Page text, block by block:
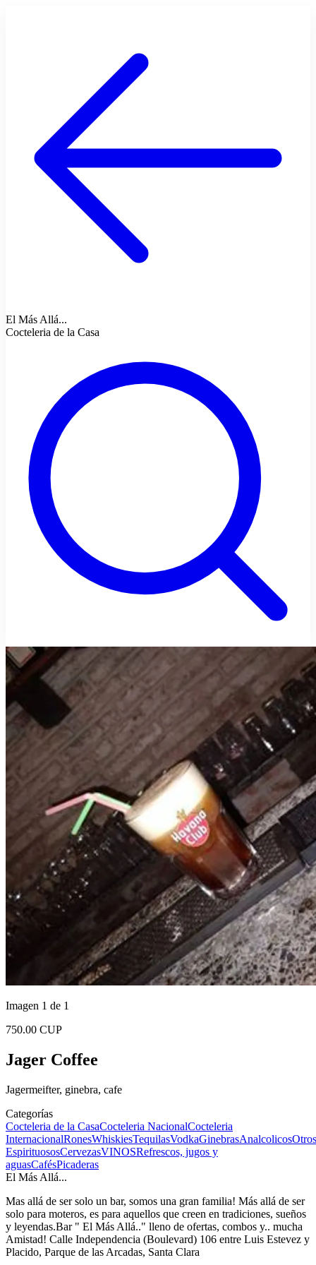
El Más Allá...
Cocteleria de la Casa
Imagen 1 de 1
750.00 CUP
Jager Coffee
Jagermeifter, ginebra, cafe
Categorías
Cocteleria de la CasaCocteleria NacionalCocteleria
InternacionalRonesWhiskiesTequilasVodkaGinebrasAnalcolicosOtros
EspirituososCervezasVINOSRefrescos, jugos y
aguasCafésPicaderas
El Más Allá...
Mas allá de ser solo un bar, somos una gran familia! Más allá de ser
solo para moteros, es para aquellos que creen en tradiciones, sueños
y leyendas.Bar " El Más Allá.." lleno de ofertas, combos y.. mucha
Amistad! Calle Independencia (Boulevard) 106 entre Luis Estevez y
Placido, Parque de las Arcadas, Santa Clara